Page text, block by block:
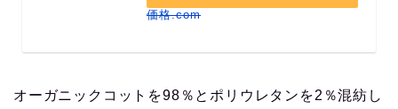
価格.com
オーガニックコットを98％とポリウレタンを2％混紡し